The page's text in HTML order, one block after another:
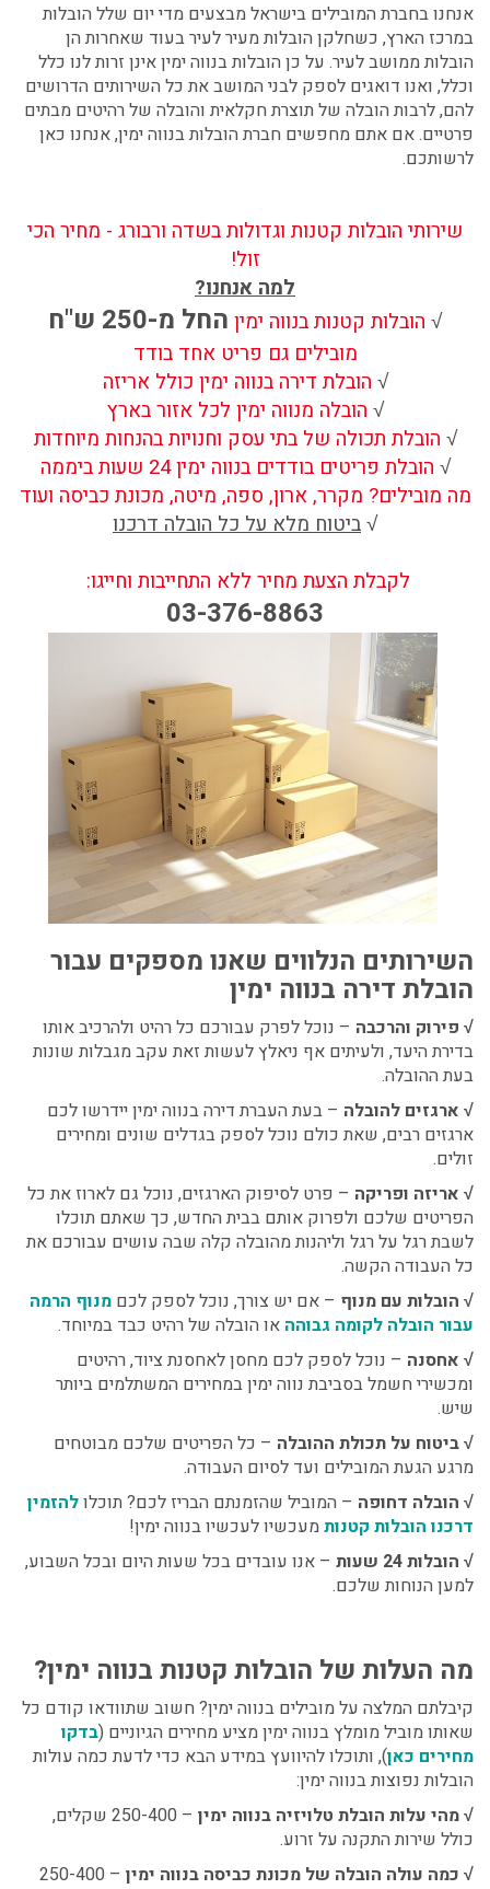
אנחנו בחברת המובילים בישראל מבצעים מדי יום שלל הובלות
במרכז הארץ, כשחלקן הובלות מעיר לעיר בעוד שאחרות הן
הובלות ממושב לעיר. על כן הובלות בנווה ימיןאינן זרות לנו כלל
וכלל, ואנו דואגים לספק לבני המושב את כל השירותים הדרושים
להם, לרבות הובלה של תוצרת חקלאית והובלה של רהיטים מבתים
פרטיים. אם אתם מחפשים חברת הובלות בנווה ימין,אנחנו כאן
לרשותכם.
שירותי הובלות קטנות וגדולות בשדה ורבורג - מחיר הכי
זול!
למה אנחנו?
√ הובלות קטנות בנווה ימין החל מ-250 ש"ח
מובילים גם פריט אחד בודד
√ הובלת דירה בנווה ימין כולל אריזה
√ הובלה מנווה ימין לכל אזור בארץ
√ הובלת תכולה של בתי עסק וחנויות בהנחות מיוחדות
√ הובלת פריטים בודדים בנווה ימין 24 שעות ביממה
מה מובילים? מקרר, ארון, ספה, מיטה, מכונת כביסה ועוד
√ביטוח מלא על כל הובלה דרכנו
לקבלת הצעת מחיר ללא התחייבות וחייגו:
03-376-8863
השירותים הנלווים שאנו מספקים עבור
הובלת דירה בנווה ימין
√ פירוק והרכבה – נוכל לפרק עבורכם כל רהיט ולהרכיב אותו
בדירת היעד, ולעיתים אף ניאלץ לעשות זאת עקב מגבלות שונות
בעת ההובלה.
√ ארגזים להובלה – בעת העברת דירה בנווה ימיןיידרשו לכם
ארגזים רבים, שאת כולם נוכל לספק בגדלים שונים ומחירים
זולים.
√ אריזה ופריקה – פרט לסיפוק הארגזים, נוכל גם לארוז את כל
הפריטים שלכם ולפרוק אותם בבית החדש, כך שאתם תוכלו
לשבת רגל על רגל וליהנות מהובלה קלה שבה עושים עבורכם את
כל העבודה הקשה.
√ הובלות עם מנוף – אם יש צורך, נוכל לספק לכם מנוף הרמה
עבור הובלה לקומה גבוהה או הובלה של רהיט כבד במיוחד.
√ אחסנה – נוכל לספק לכם מחסן לאחסנת ציוד, רהיטים
ומכשירי חשמל בסביבת נווה ימין במחירים המשתלמים ביותר
שיש.
√ביטוח על תכולת ההובלה – כל הפריטים שלכם מבוטחים
מרגע הגעת המובילים ועד לסיום העבודה.
√ הובלה דחופה – המוביל שהזמנתם הבריז לכם? תוכלולהזמין
דרכנו הובלות קטנותמעכשיו לעכשיו בנווה ימין!
√ הובלות 24 שעות
– אנו עובדים בכל שעות היום ובכל השבוע,
למען הנוחות שלכם.
מה העלות של הובלות קטנות בנווה ימין?
קיבלתם המלצה על מובילים בנווה ימין? חשוב שתוודאו קודם כל
שאותומוביל מומלץ בנווה ימיןמציע מחירים הגיוניים (בדקו
מחירים כאן), ותוכלו להיוועץ במידע הבא כדי לדעת כמה עולות
הובלות נפוצות בנווה ימין:
√מהי עלות הובלת טלויזיה בנווה ימין
– 250-400 שקלים,
כולל שירות התקנה על זרוע.
√ כמה עולה הובלה של מכונת כביסה בנווה ימין
– 250-400